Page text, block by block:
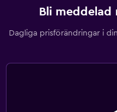
Bli meddelad
Dagliga prisförändringar i